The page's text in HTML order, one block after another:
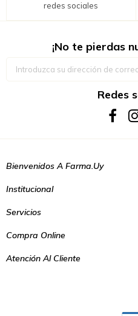
redes sociales
¡No te pierdas
Redes
Bienvenidos A Farma.uy
Institucional
Servicios
Compra Online
Atención Al Cliente